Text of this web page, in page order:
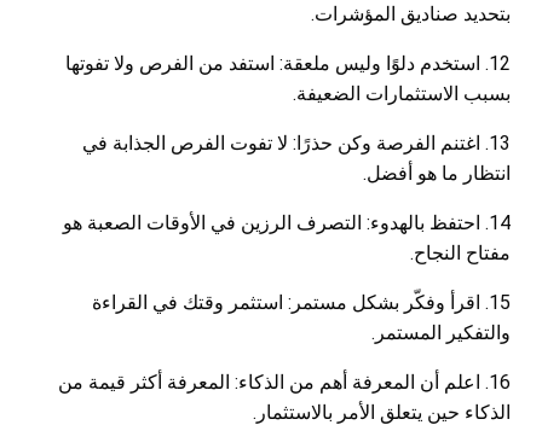
بتحديد صناديق المؤشرات.
12. استخدم دلوًا وليس ملعقة: استفد من الفرص ولا تفوتها
بسبب الاستثمارات الضعيفة.
13. اغتنم الفرصة وكن حذرًا: لا تفوت الفرص الجذابة في
انتظار ما هو أفضل.
14. احتفظ بالهدوء: التصرف الرزين في الأوقات الصعبة هو
مفتاح النجاح.
15. اقرأ وفكّر بشكل مستمر: استثمر وقتك في القراءة
والتفكير المستمر.
16. اعلم أن المعرفة أهم من الذكاء: المعرفة أكثر قيمة من
الذكاء حين يتعلق الأمر بالاستثمار.